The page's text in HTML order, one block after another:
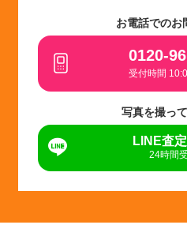
お電話でのお
0120-
受付時間
写真を撮っ
LINE査
24時間